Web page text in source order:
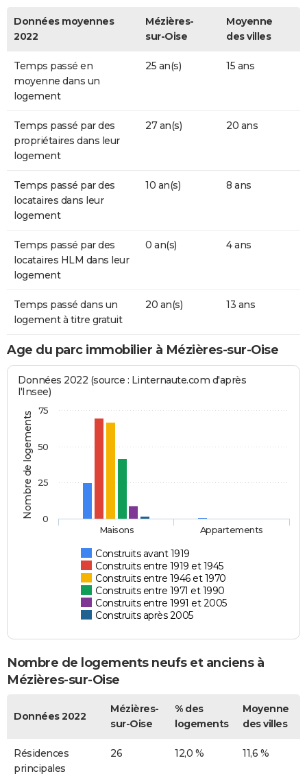
Données moyennes
2022
Mézières-
sur-Oise
Moyenne
des villes
Temps passé en
moyenne dans un
logement
25 an(s) 15 ans
Temps passé par des
propriétaires dans leur
logement
27 an(s) 20 ans
Temps passé par des
locataires dans leur
logement
10 an(s) 8 ans
Temps passé par des
locataires HLM dans leur
logement
0 an(s) 4 ans
Temps passé dans un
logement à titre gratuit
20 an(s) 13 ans
Age du parc immobilier à Mézières-sur-Oise
Nombre de logements
Données 2022 (source : Linternaute.com d'après
l'Insee)
Construits avant 1919
Construits entre 1919 et 1945
Construits entre 1946 et 1970
Construits entre 1971 et 1990
Construits entre 1991 et 2005
Construits après 2005
Maisons Appartements
0
25
50
75
Nombre de logements neufs et anciens à
Mézières-sur-Oise
Données 2022
Mézières-
sur-Oise
% des
logements
Moyenne
des villes
Résidences
principales
26 12,0 % 11,6 %